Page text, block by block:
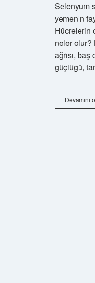
Selenyum
yemenin
Hücrelerin
neler olur?
ağrısı, baş
güçlüğü,
Devamını